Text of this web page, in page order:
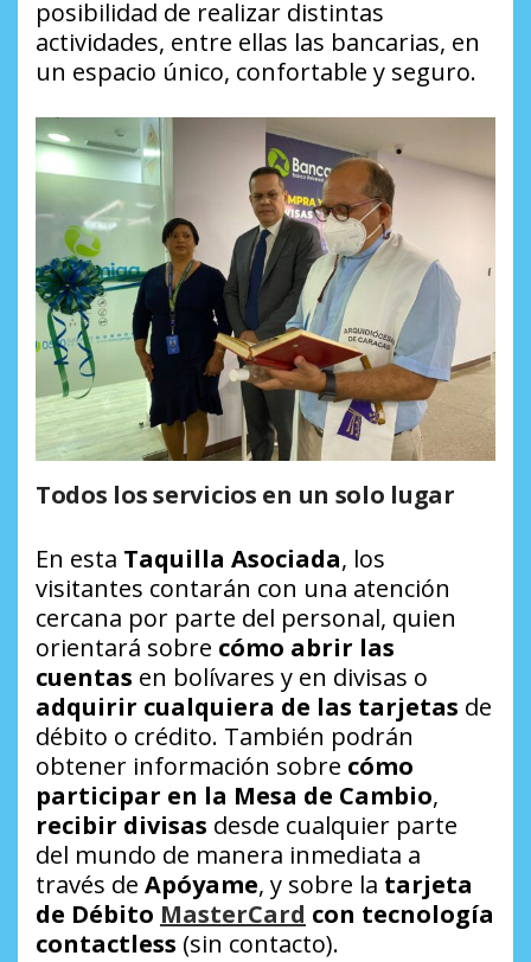
posibilidad de realizar distintas
actividades, entre ellas las bancarias, en
un espacio único, confortable y seguro.
Todos los servicios en un solo lugar
En esta Taquilla Asociada, los
visitantes contarán con una atención
cercana por parte del personal, quien
orientará sobre cómo abrir las
cuentas en bolívares y en divisas o
adquirir cualquiera de las tarjetas de
débito o crédito. También podrán
obtener información sobre cómo
participar en la Mesa de Cambio,
recibir divisas desde cualquier parte
del mundo de manera inmediata a
través de Apóyame, y sobre la tarjeta
de Débito MasterCard con tecnología
contactless (sin contacto).